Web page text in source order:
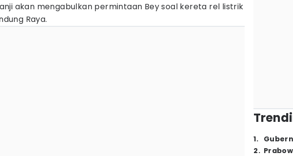
akan mengabulkan permintaan Bey soal kereta rel listrik
Raya.
1.
2.